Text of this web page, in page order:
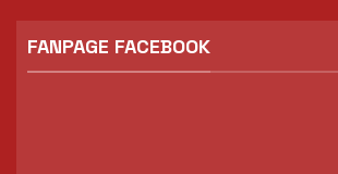
FANPAGE FACEBOOK